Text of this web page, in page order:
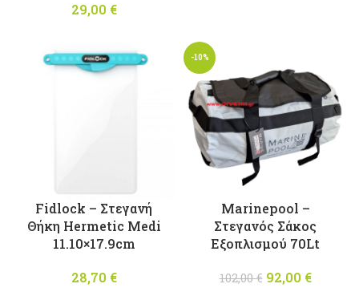
29,00 €
Fidlock – Στεγανή
Θήκη Hermetic Medi
11.10×17.9cm
28,70 €
-10%
Marinepool –
Στεγανός Σάκος
Εξοπλισμού 70Lt
102,00€
Original
92,00 €